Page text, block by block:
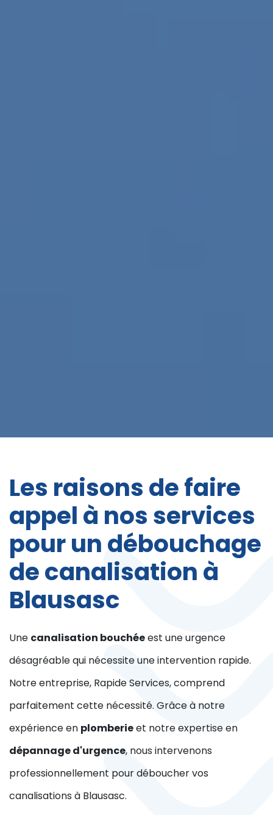
Les raisons de faire
appel à nos services
pour un débouchage
de canalisation à
Blausasc
Une canalisation bouchéeest une urgence
désagréable qui nécessite une intervention rapide.
Notre entreprise, Rapide Services, comprend
parfaitement cette nécessité. Grâce à notre
expérience en plomberieet notre expertise en
dépannage d'urgence, nous intervenons
professionnellement pour déboucher vos
canalisations à Blausasc.